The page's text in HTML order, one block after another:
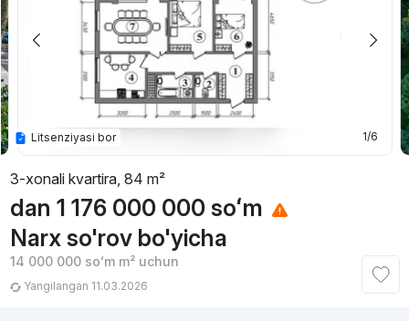
1/6
Litsenziyasi bor
3-xonali kvartira, 84 m²
dan 1 176 000 000 soʻm
Narx so'rov bo'yicha
14 000 000 soʻmm² uchun
Yangilangan 11.03.2026